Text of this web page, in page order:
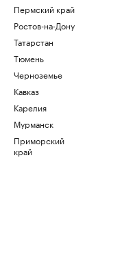
Пермский край
Ростов-на-Дону
Татарстан
Тюмень
Черноземье
Кавказ
Карелия
Мурманск
Приморский
край